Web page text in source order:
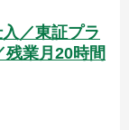
／東証プラ
残業月20時間